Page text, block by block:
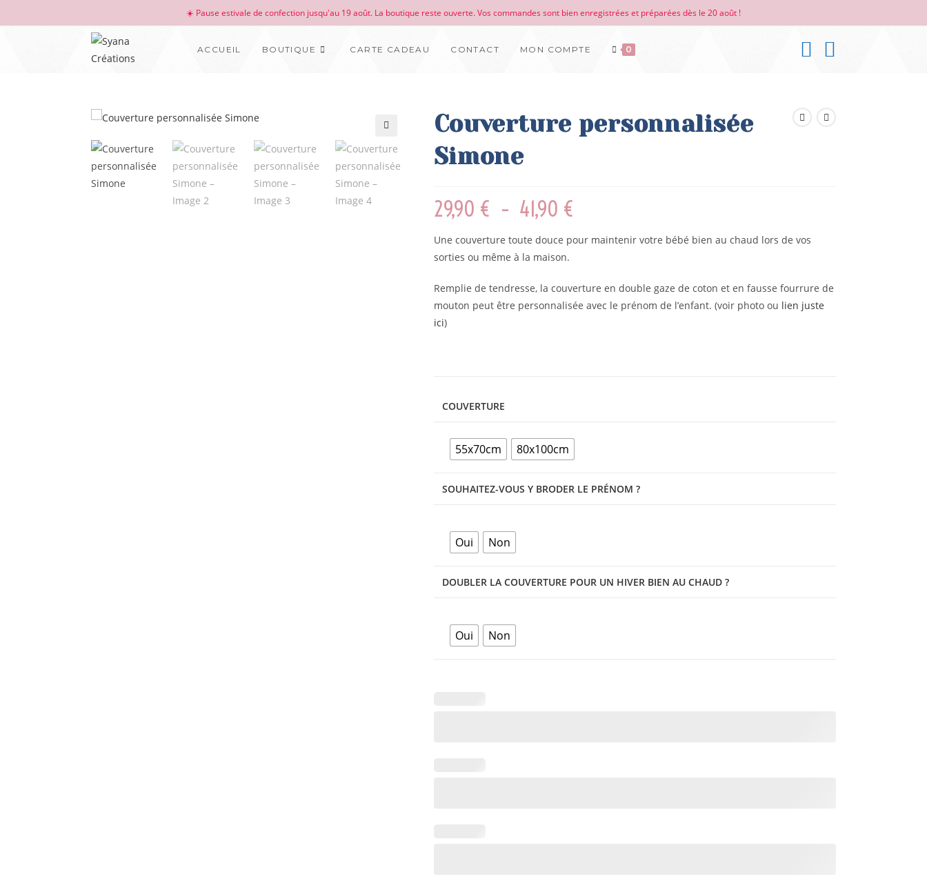
☀️ Pause estivale de confection jusqu'au 19 août. La boutique reste ouverte. Vos commandes sont bien enregistrées et préparées dès le 20 août !
ACCUEIL BOUTIQUE CARTE CADEAU CONTACT MON COMPTE 0
🔍
Couverture personnalisée
Simone
29,90 € – 41,90 €
Une couverture toute douce pour maintenir votre bébé bien au chaud lors de vos
sorties ou même à la maison.
Remplie de tendresse, la couverture en double gaze de coton et en fausse fourrure de
mouton peut être personnalisée avec le prénom de l’enfant. (voir photo ou lien juste
ici)
COUVERTURE
55x70cm 80x100cm
SOUHAITEZ-VOUS Y BRODER LE PRÉNOM ?
Oui Non
DOUBLER LA COUVERTURE POUR UN HIVER BIEN AU CHAUD ?
Oui Non